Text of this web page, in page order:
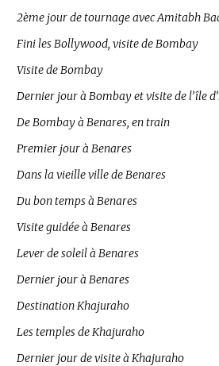
2ème jour de tournage avec Amitabh
Fini les Bollywood, visite de Bombay
Visite de Bombay
Dernier jour à Bombay et visite de l’île
De Bombay à Benares, en train
Premier jour à Benares
Dans la vieille ville de Benares
Du bon temps à Benares
Visite guidée à Benares
Lever de soleil à Benares
Dernier jour à Benares
Destination Khajuraho
Les temples de Khajuraho
Dernier jour de visite à Khajuraho